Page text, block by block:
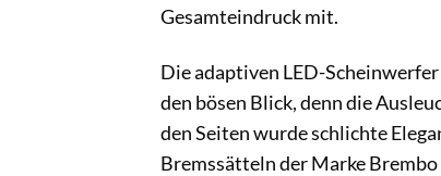
Gesamteindruck mit.
Die adaptiven LED-
den bösen Blick, denn die
den Seiten wurde schlichte
Bremssätteln der Marke